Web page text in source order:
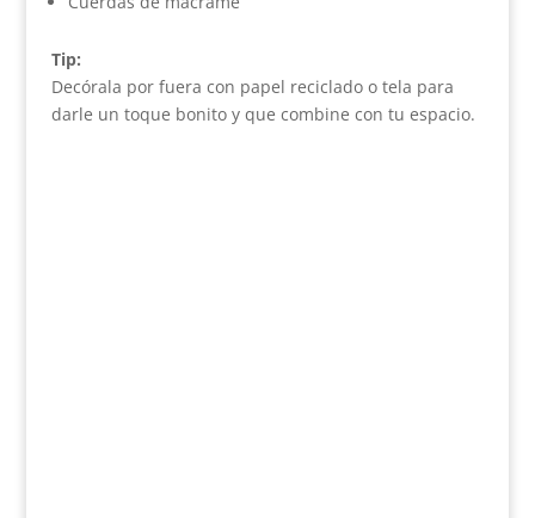
Tip:
Decórala por fuera con papel reciclado o tela para
darle un toque bonito y que combine con tu espacio.